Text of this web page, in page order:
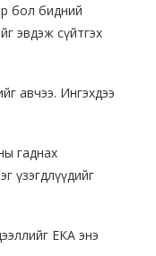
бол бидний
эвдэж сүйтгэх
авчээ. Ингэхдээ
гаднах
үзэгдлүүдийг
ЕКА энэ